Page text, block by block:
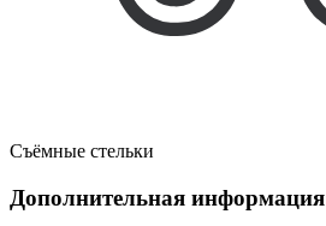
Съёмные стельки
Дополнительная информация